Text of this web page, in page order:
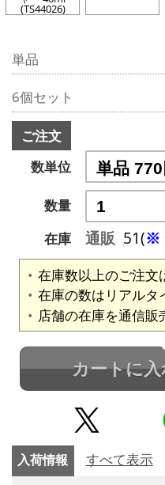
(TS44026)
単品
6個セット
ご注文
数単位
数量
在庫
通販 51(※
在庫数以上のご注文
在庫の数はリアルタ
店舗の在庫を通信販
カートに
入荷情報 すべて表示